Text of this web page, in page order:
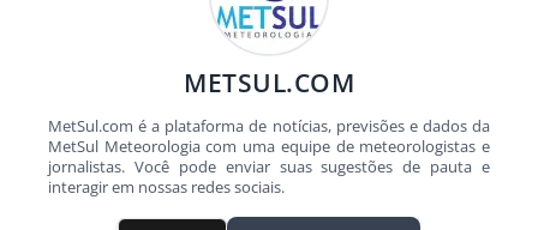
METSUL.COM
MetSul.com é a plataforma de notícias, previsões e dados da
MetSul Meteorologia com uma equipe de meteorologistas e
jornalistas. Você pode enviar suas sugestões de pauta e
interagir em nossas redes sociais.